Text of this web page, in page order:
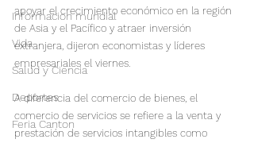
Informacion mundial
Vida
Salud y Ciencia
Deportes
Feria Canton
apoyar el crecimiento económico en la región
de Asia y el Pacífico y atraer inversión
extranjera, dijeron economistas y líderes
empresariales el viernes.
A diferencia del comercio de bienes, el
comercio de servicios se refiere a la venta y
prestación de servicios intangibles como